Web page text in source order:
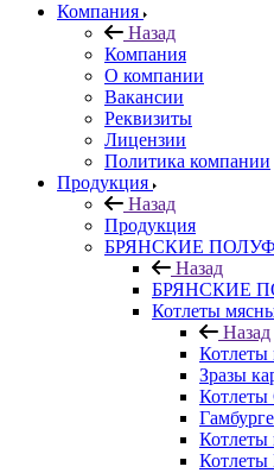
Компания
Назад
Компания
О компании
Вакансии
Реквизиты
Лицензии
Политика компании
Продукция
Назад
Продукция
БРЯНСКИЕ
Назад
БРЯНСКИЕ
Котлеты
Назад
Котлеты
Зразы
Котлеты
Котлеты
Котлеты